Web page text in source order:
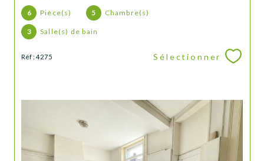
6 Pièce(s) 5 Chambre(s)
3 Salle(s) de bain
Réf : 4275 Sélectionner